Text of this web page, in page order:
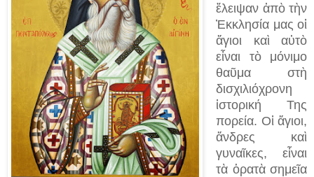
ἔλειψαν ἀπὸ τὴν
Ἐκκλησία μας οἱ
ἅγιοι καὶ αὐτὸ
εἶναι τὸ μόνιμο
θαῦμα στὴ
δισχιλιόχρονη
ἱστορική Της
πορεία. Οἱ ἅγιοι,
ἄνδρες καὶ
γυναῖκες, εἶναι
τὰ ὁρατὰ σημεῖα